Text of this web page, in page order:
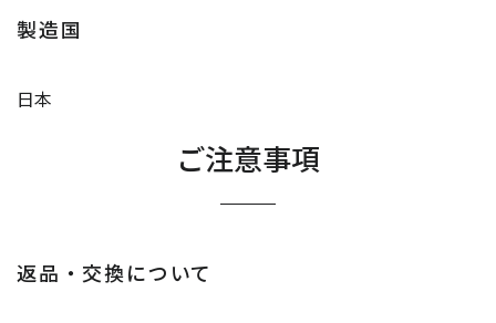
製造国
日本
ご注意事項
返品・交換について